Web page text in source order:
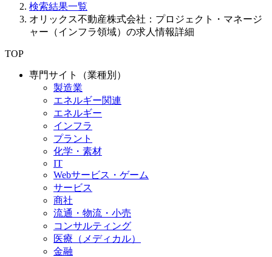
検索結果一覧
オリックス不動産株式会社：プロジェクト・マネージ
ャー（インフラ領域）の求人情報詳細
TOP
専門サイト（業種別）
製造業
エネルギー関連
エネルギー
インフラ
プラント
化学・素材
IT
Webサービス・ゲーム
サービス
商社
流通・物流・小売
コンサルティング
医療（メディカル）
金融